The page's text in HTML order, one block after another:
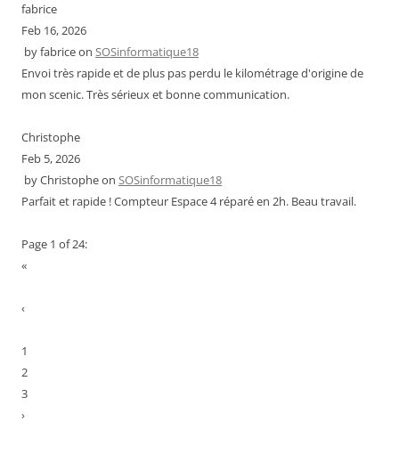
fabrice
Feb 16, 2026
byfabriceon SOSinformatique18
Envoi très rapide et de plus pas perdu le kilométrage d'origine de
mon scenic. Très sérieux et bonne communication.
Christophe
Feb 5, 2026
byChristopheon SOSinformatique18
Parfait et rapide ! Compteur Espace 4 réparé en 2h. Beau travail.
Page 1 of 24:
«
‹
1
2
3
›